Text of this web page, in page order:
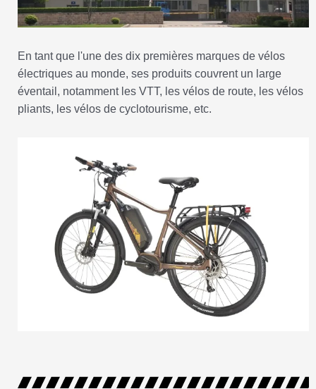
En tant que l'une des dix premières marques de vélos
électriques au monde, ses produits couvrent un large
éventail, notamment les VTT, les vélos de route, les vélos
pliants, les vélos de cyclotourisme, etc.